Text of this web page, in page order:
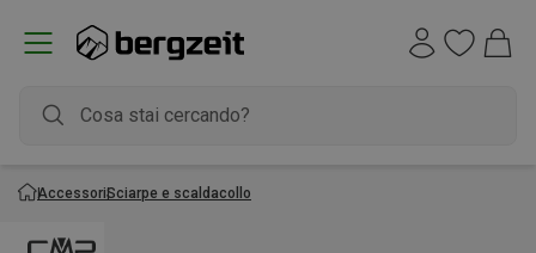
AccessoriSciarpe e scaldacollo